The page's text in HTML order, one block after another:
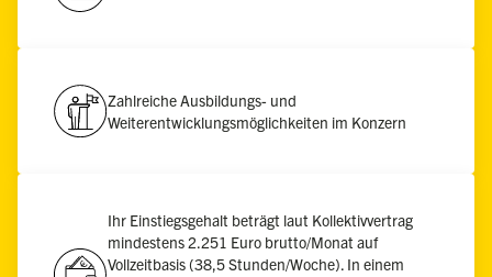
Zahlreiche Ausbildungs- und
Weiterentwicklungsmöglichkeiten im Konzern
Ihr Einstiegsgehalt beträgt laut Kollektivvertrag
mindestens 2.251 Euro brutto/Monat auf
Vollzeitbasis (38,5 Stunden/Woche). In einem